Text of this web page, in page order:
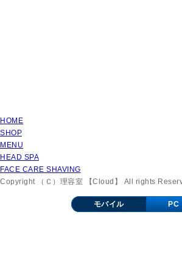
HOME
SHOP
MENU
HEAD SPA
FACE CARE SHAVING
Copyright （Ｃ）理容室 【Cloud】 All rights
モバイル PC